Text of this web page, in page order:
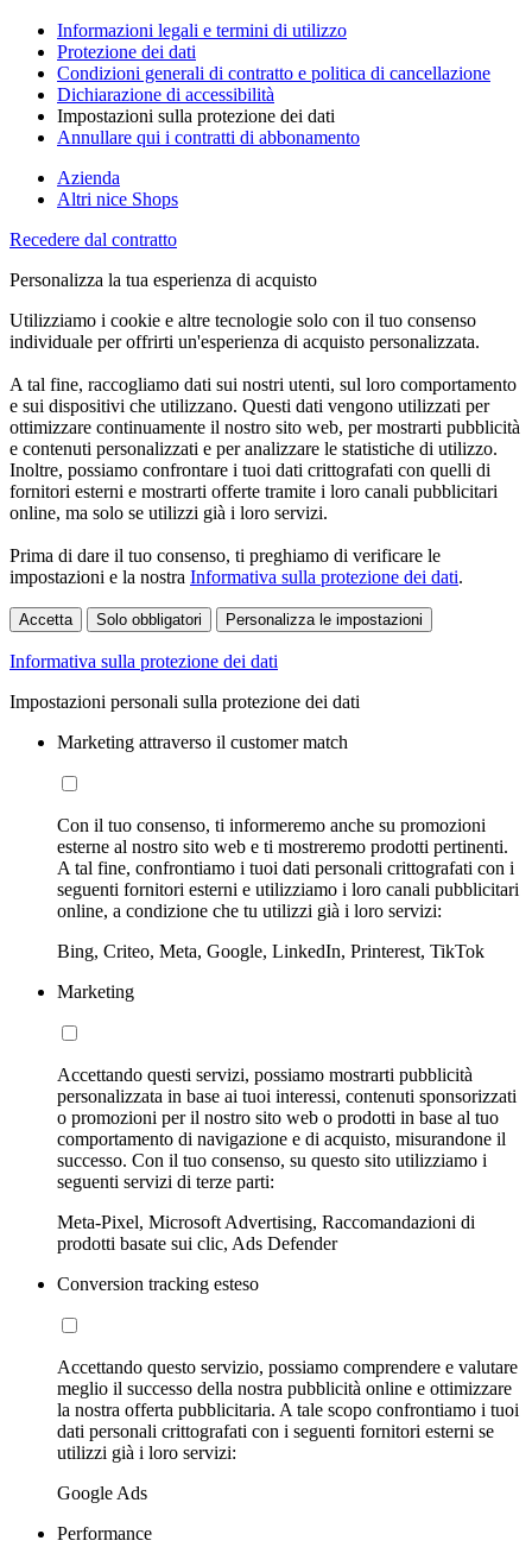
Informazioni legali e termini di utilizzo
Protezione dei dati
Condizioni generali di contratto e politica di cancellazione
Dichiarazione di accessibilità
Impostazioni sulla protezione dei dati
Annullare qui i contratti di abbonamento
Azienda
Altri nice Shops
Recedere dal contratto
Personalizza la tua esperienza di acquisto
Utilizziamo i cookie e altre tecnologie solo con il tuo consenso
individuale per offrirti un'esperienza di acquisto personalizzata.
A tal fine, raccogliamo dati sui nostri utenti, sul loro comportamento
e sui dispositivi che utilizzano. Questi dati vengono utilizzati per
ottimizzare continuamente il nostro sito web, per mostrarti pubblicità
e contenuti personalizzati e per analizzare le statistiche di utilizzo.
Inoltre, possiamo confrontare i tuoi dati crittografati con quelli di
fornitori esterni e mostrarti offerte tramite i loro canali pubblicitari
online, ma solo se utilizzi già i loro servizi.
Prima di dare il tuo consenso, ti preghiamo di verificare le
impostazioni e la nostra Informativa sulla protezione dei dati.
Accetta Solo obbligatori Personalizza le impostazioni
Informativa sulla protezione dei dati
Impostazioni personali sulla protezione dei dati
Marketing attraverso il customer match
Con il tuo consenso, ti informeremo anche su promozioni
esterne al nostro sito web e ti mostreremo prodotti pertinenti.
A tal fine, confrontiamo i tuoi dati personali crittografati con i
seguenti fornitori esterni e utilizziamo i loro canali pubblicitari
online, a condizione che tu utilizzi già i loro servizi:
Bing, Criteo, Meta, Google, LinkedIn, Printerest, TikTok
Marketing
Accettando questi servizi, possiamo mostrarti pubblicità
personalizzata in base ai tuoi interessi, contenuti sponsorizzati
o promozioni per il nostro sito web o prodotti in base al tuo
comportamento di navigazione e di acquisto, misurandone il
successo. Con il tuo consenso, su questo sito utilizziamo i
seguenti servizi di terze parti:
Meta-Pixel, Microsoft Advertising, Raccomandazioni di
prodotti basate sui clic, Ads Defender
Conversion tracking esteso
Accettando questo servizio, possiamo comprendere e valutare
meglio il successo della nostra pubblicità online e ottimizzare
la nostra offerta pubblicitaria. A tale scopo confrontiamo i tuoi
dati personali crittografati con i seguenti fornitori esterni se
utilizzi già i loro servizi:
Google Ads
Performance